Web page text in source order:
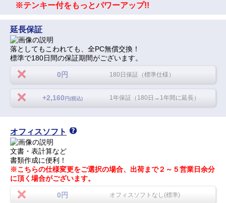
※テンキー付をもっとパワーアップ!!
延長保証
落としてもこわれても、全PC無償交換！
標準で180日間の保証期間がございます。
0円 180日保証（標準仕様）
+2,160 円(税込) 1年保証（180日→1年間に延長）
オフィスソフト
文書・表計算など
書類作成に便利！
※こちらの仕様変更をご選択の場合、出荷まで２～５営業日余分
に頂く場合がございます。
0円 オフィスソフトなし(標準)